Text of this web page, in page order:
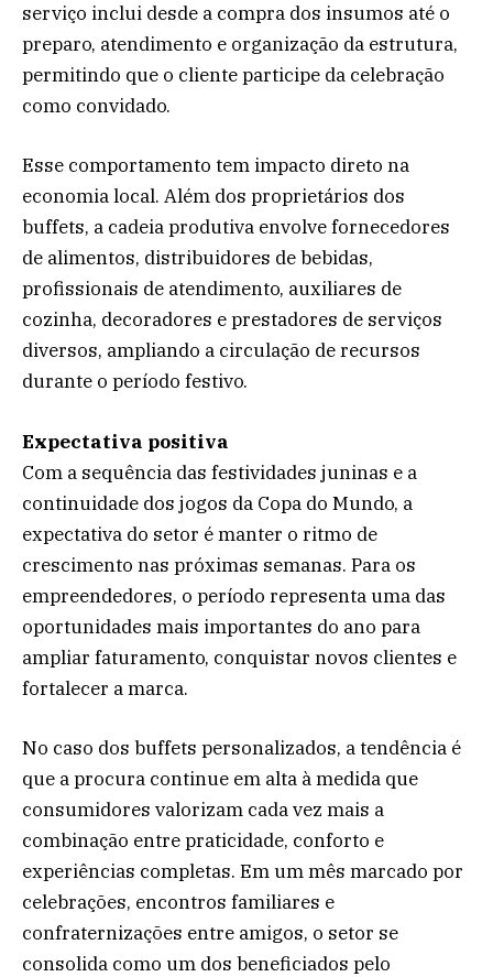
serviço inclui desde a compra dos insumos até o
preparo, atendimento e organização da estrutura,
permitindo que o cliente participe da celebração
como convidado.
Esse comportamento tem impacto direto na
economia local. Além dos proprietários dos
buffets, a cadeia produtiva envolve fornecedores
de alimentos, distribuidores de bebidas,
profissionais de atendimento, auxiliares de
cozinha, decoradores e prestadores de serviços
diversos, ampliando a circulação de recursos
durante o período festivo.
Expectativa positiva
Com a sequência das festividades juninas e a
continuidade dos jogos da Copa do Mundo, a
expectativa do setor é manter o ritmo de
crescimento nas próximas semanas. Para os
empreendedores, o período representa uma das
oportunidades mais importantes do ano para
ampliar faturamento, conquistar novos clientes e
fortalecer a marca.
No caso dos buffets personalizados, a tendência é
que a procura continue em alta à medida que
consumidores valorizam cada vez mais a
combinação entre praticidade, conforto e
experiências completas. Em um mês marcado por
celebrações, encontros familiares e
confraternizações entre amigos, o setor se
consolida como um dos beneficiados pelo